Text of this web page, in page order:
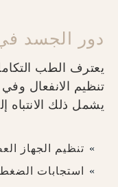
دور الجسد
يعترف الطب
تنظيم الانفعال
يشمل ذلك الانتباه
تنظيم الجهاز
استجابات